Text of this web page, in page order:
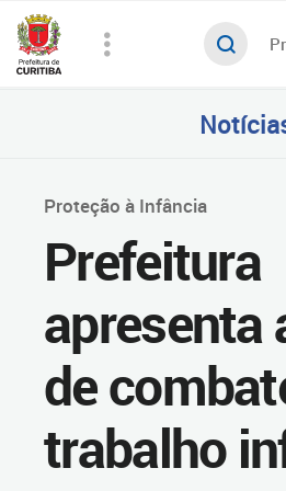
Proteção à Infância
Prefeitura
apresenta
de
trabalho